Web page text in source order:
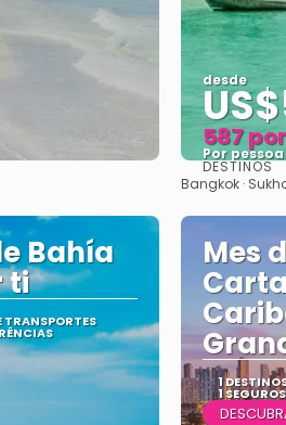
desde
587
Por pessoa
DESTINOS
Bangkok ·
Bahía
ti
TRANSPORTES
Mes
1
1 SEGUROS